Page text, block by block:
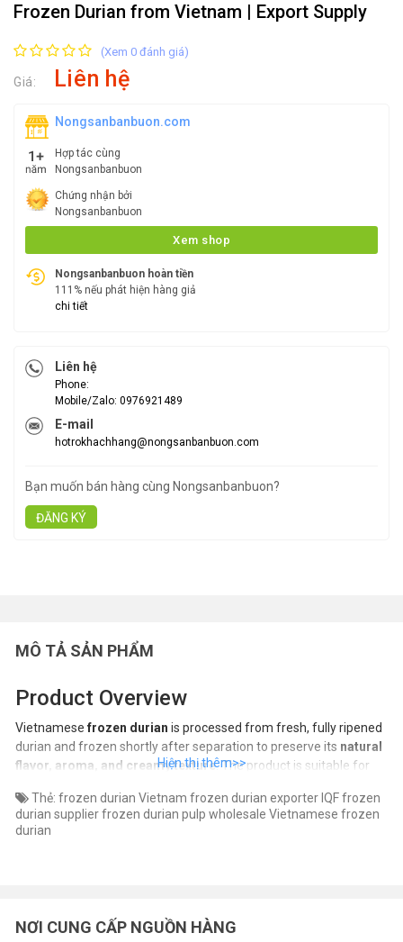
Frozen Durian from Vietnam | Export Supply
(Xem 0 đánh giá)
Giá: Liên hệ
Nongsanbanbuon.com
Hợp tác cùng
Nongsanbanbuon
Chứng nhận bởi
Nongsanbanbuon
Xem shop
Nongsanbanbuon hoàn tiền
111% nếu phát hiện hàng giả
chi tiết
Liên hệ
Phone:
Mobile/Zalo: 0976921489
E-mail
hotrokhachhang@nongsanbanbuon.com
Bạn muốn bán hàng cùng Nongsanbanbuon?
ĐĂNG KÝ
MÔ TẢ SẢN PHẨM
Product Overview
Vietnamese frozen durian is processed from fresh, fully ripened
durian and frozen shortly after separation to preserve its natural
flavor, aroma, and creamy texture. The product is suitable for
importers.
As an
Key Features
Thẻ: frozen durian Vietnam frozen durian exporter IQF frozen
durian supplierfrozen durian pulp wholesale Vietnamese frozen
durian
NƠI CUNG CẤP NGUỒN HÀNG